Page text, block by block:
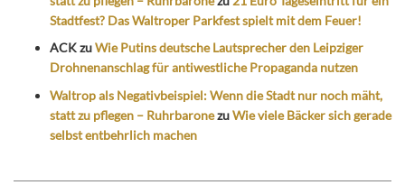
Stadtfest? Das Waltroper Parkfest spielt mit dem Feuer!
ACKzuWie Putins deutsche Lautsprecher den Leipziger
Drohnenanschlag für antiwestliche Propaganda nutzen
Waltrop als Negativbeispiel: Wenn die Stadt nur noch mäht,
statt zu pflegen – RuhrbaronezuWie viele Bäcker sich gerade
selbst entbehrlich machen